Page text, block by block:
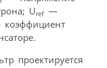
Uref —
коэффициент
проектируется